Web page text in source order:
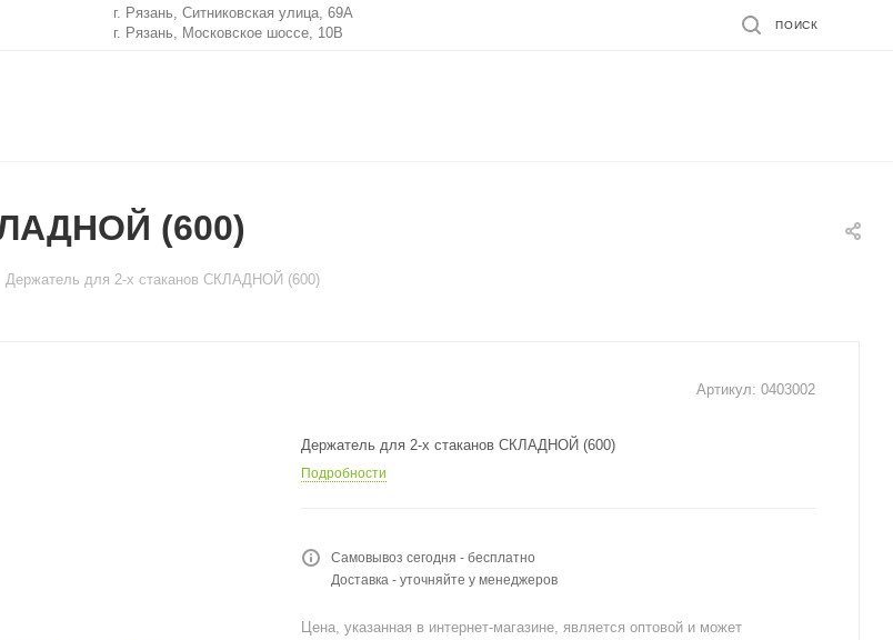
г. Рязань, Ситниковская улица, 69А
г. Рязань, Московское шоссе, 10В
ПОИСК
(600)
Держатель для 2-х стаканов СКЛАДНОЙ (600)
Артикул: 0403002
Держатель для 2-х стаканов СКЛАДНОЙ (600)
Подробности
Самовывоз сегодня - бесплатно
Доставка - уточняйте у менеджеров
Цена, указанная в интернет-магазине, является оптовой и может